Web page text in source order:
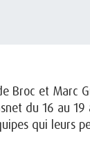
Broc et Marc
du 16 au
qui leurs